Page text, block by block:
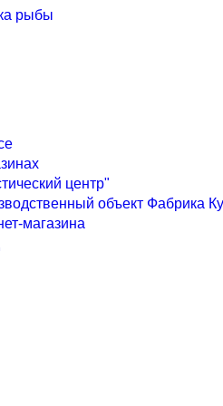
рыбы
центр"
объект Фабрика
магазина